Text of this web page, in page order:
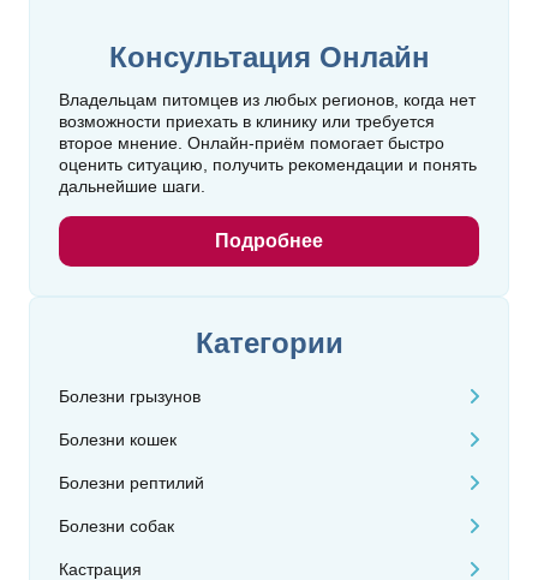
Консультация Онлайн
Владельцам питомцев из любых регионов, когда нет
возможности приехать в клинику или требуется
второе мнение. Онлайн‑приём помогает быстро
оценить ситуацию, получить рекомендации и понять
дальнейшие шаги.
Подробнее
Категории
Болезни грызунов
Болезни кошек
Болезни рептилий
Болезни собак
Кастрация